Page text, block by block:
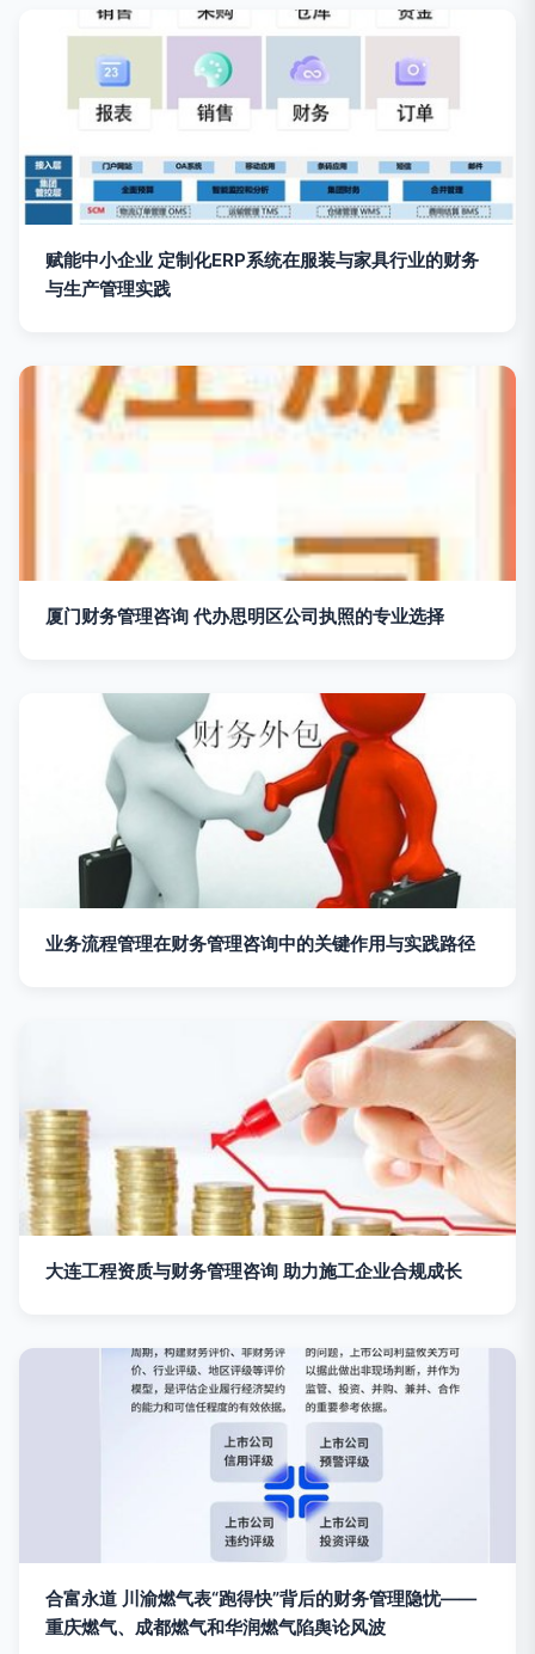
赋能中小企业 定制化ERP系统在服装与家具行业的财务
与生产管理实践
厦门财务管理咨询 代办思明区公司执照的专业选择
业务流程管理在财务管理咨询中的关键作用与实践路径
大连工程资质与财务管理咨询 助力施工企业合规成长
合富永道 川渝燃气表“跑得快”背后的财务管理隐忧——
重庆燃气、成都燃气和华润燃气陷舆论风波